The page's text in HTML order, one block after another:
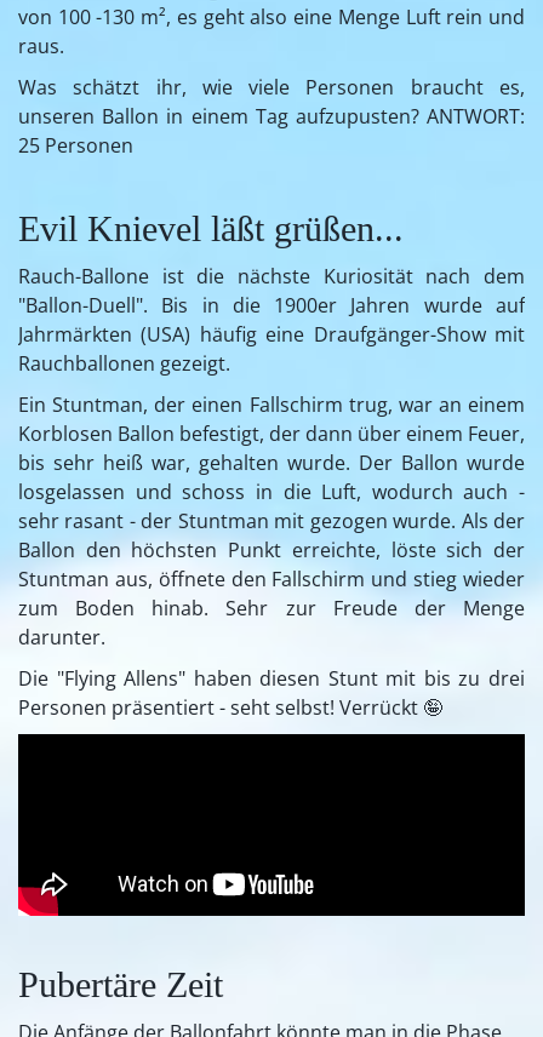
von 100 -130 m², es geht also eine Menge Luft rein und
raus.
Was schätzt ihr, wie viele Personen braucht es,
unseren Ballon in einem Tag aufzupusten? ANTWORT:
25 Personen
Evil Knievel läßt grüßen...
Rauch-Ballone ist die nächste Kuriosität nach dem
"Ballon-Duell". Bis in die 1900er Jahren wurde auf
Jahrmärkten (USA) häufig eine Draufgänger-Show mit
Rauchballonen gezeigt.
Ein Stuntman, der einen Fallschirm trug, war an einem
Korblosen Ballon befestigt, der dann über einem Feuer,
bis sehr heiß war, gehalten wurde. Der Ballon wurde
losgelassen und schoss in die Luft, wodurch auch -
sehr rasant - der Stuntman mit gezogen wurde. Als der
Ballon den höchsten Punkt erreichte, löste sich der
Stuntman aus, öffnete den Fallschirm und stieg wieder
zum Boden hinab. Sehr zur Freude der Menge
darunter.
Die "Flying Allens" haben diesen Stunt mit bis zu drei
Personen präsentiert - seht selbst! Verrückt 🤪
Pubertäre Zeit